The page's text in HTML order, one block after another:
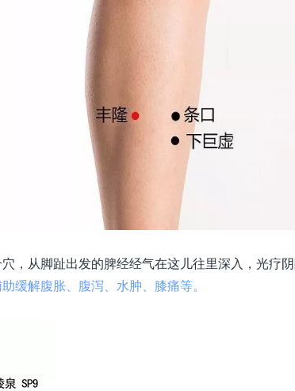
，从脚趾出发的脾经经气在这儿往里深入，光疗
缓解腹胀、腹泻、水肿、膝痛等。